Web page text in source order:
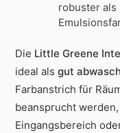
robuster als
Die Little Greene
ideal als gut
Farbanstrich für
beansprucht
Eingangsbereich